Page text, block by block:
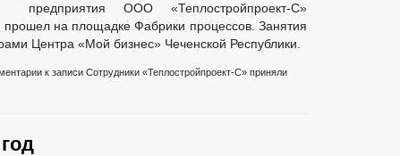
предприятия ООО «Теплостройпроект-С»
прошел на площадке Фабрики процессов. Занятия
Центра «Мой бизнес» Чеченской Республики.
к записи Сотрудники «Теплостройпроект-С» приняли